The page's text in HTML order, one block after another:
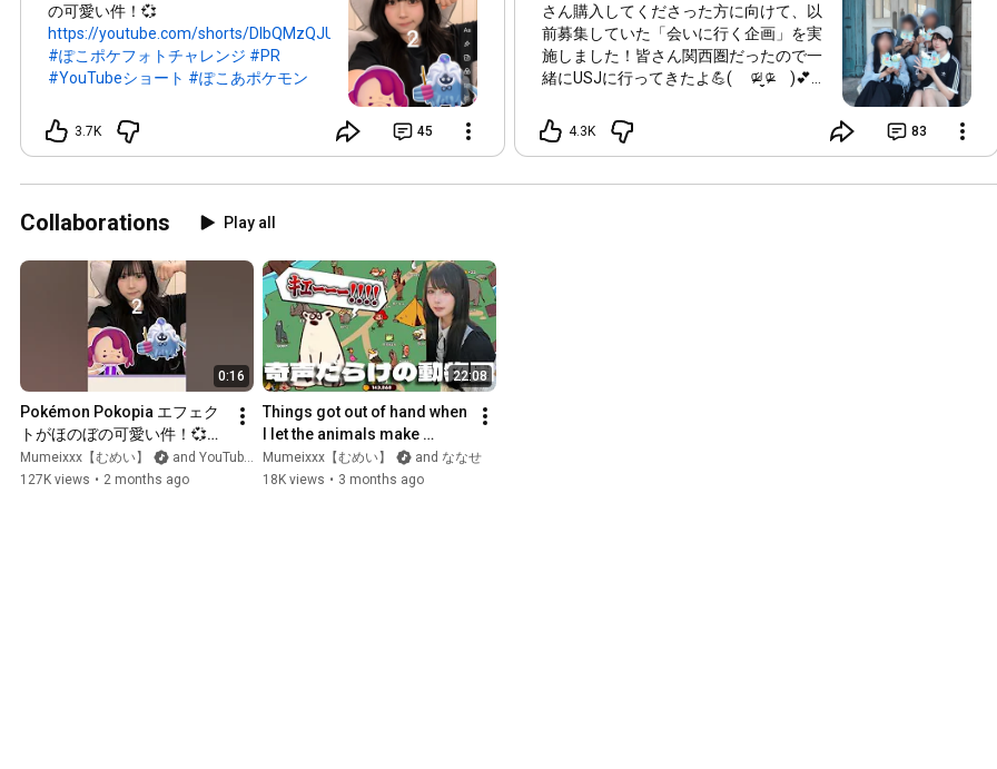
https://mumeixxx.official.ec
◤LINEスタンプ販売中◢
https://line.me/S/sticker/24544962
https://line.me/S/sticker/28173889
＝＝＝＝＝＝＝＝＝＝＝＝＝＝＝＝＝＝＝＝＝＝＝＝
の可愛い件！💞
https://youtube.com/shorts/DlbQMzQJUy...
#ぽこポケフォトチャレンジ #PR
#YouTubeショート #ぽこあポケモン
3.7K 45
さん購入してくださった方に向けて、以
前募集していた「会いに行く企画」を実
施しました！皆さん関西圏だったので一
緒にUSJに行ってきたよ💪( ᵒ̴̶̷᷄ ˡ̼̮ ᵒ̴̶̷᷅ )💕
たけどありがとうー！ またこんな企画
があったら皆さん宜しくね！ ※顔出し
4.3K 83
Collaborations Play all
0:16
Pokémon Pokopia エフェク
トがほのぼの可愛い件！💞#
ぽこポケフォトチャレンジ
#PR #YouTubeショート #ぽ
Mumeixxx【むめい】
and YouTube Japan 公式チャンネル
127K views • 2 months ago
22:08
Things got out of hand when
I let the animals make
noises as they pleased [My
Voice Zoo]
Mumeixxx【むめい】
and ななせ
18K views • 3 months ago